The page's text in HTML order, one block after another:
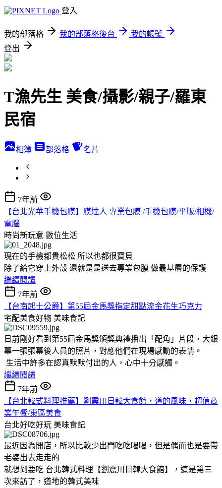
登入
我的部落格 我的部落格後台
我的帳號
登出
T漁先生 美食/攝影/親子/羅東
民宿
相簿 部落格 名片
7年前
【台北光華手機包膜】膜達人 專業包膜 /手機包膜/平版/相機/
電腦
時尚新玩意 數位生活
現在的手機都貴松松 所以也都很寶貝
除了給它穿上外殼 還就是是送去專業包膜 做最基層的保護
繼續閱讀
7年前
【台南起士公爵】第55屆金馬獎指定甜點流金花生巧克力
宅配美食好物 美味食記
日前剛好看到第55屆金馬獎頒獎典禮播出「配角」片段，大銀
幕一張張幕後人員的照片，對應他們在現場感動的表情。
生活中許多在認真默默付出的人，心中十分感觸。
繼續閱讀
7年前
【台北韓式料理推薦】劉震川日韓大食館，道的風味，超值商
業午餐/東區美食
台北好吃好玩 美味食記
最近因為開店，所以比較少出門吃吃喝喝，但是偶而也是要帶
老婆出去走走的
就想到要吃 台北韓式料理【劉震川日韓大食館】，這是第三
次來訪了，道地的韓式美味